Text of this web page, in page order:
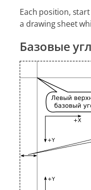
Each position,
a drawing sheet
Базовые